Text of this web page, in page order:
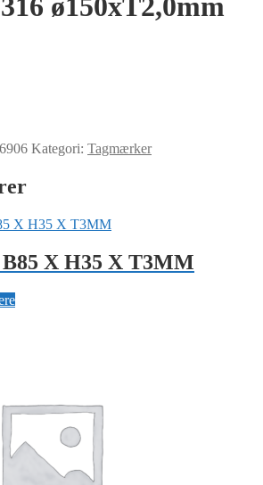
ø150xT2,0mm
Kategori: Tagmærker
X H35 X T3MM